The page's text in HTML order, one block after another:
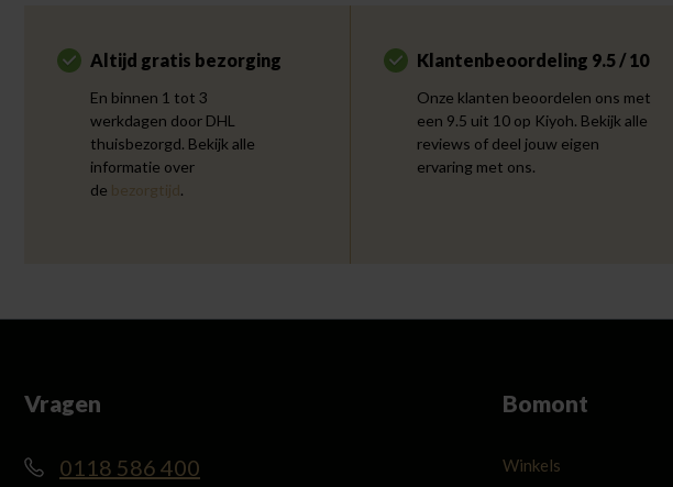
Altijd gratis bezorging
En binnen 1 tot 3
werkdagen door DHL
thuisbezorgd. Bekijk alle
informatie over
de bezorgtijd.
Klantenbeoordeling 9.5 / 10
Onze klanten beoordelen ons met
een 9.5 uit 10 op Kiyoh. Bekijk alle
reviews of deel jouw eigen
ervaring met ons.
Vragen
0118 586 400
Bomont
Winkels